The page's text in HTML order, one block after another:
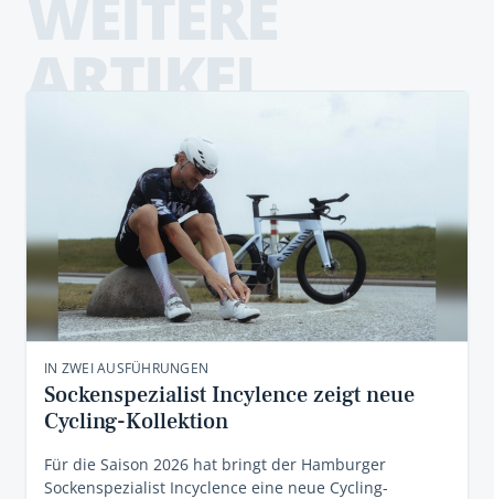
IN ZWEI AUSFÜHRUNGEN
Sockenspezialist Incylence zeigt neue
Cycling-Kollektion
Für die Saison 2026 hat bringt der Hamburger
Sockenspezialist Incyclence eine neue Cycling-